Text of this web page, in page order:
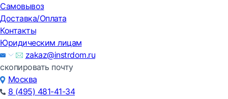
Самовывоз
Доставка/Оплата
Контакты
Юридическим лицам
zakaz@instrdom.ru
скопировать почту
Москва
8 (495) 481-41-34